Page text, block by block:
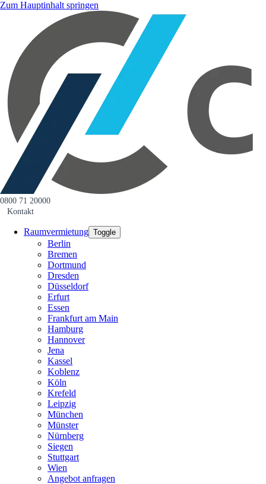
Zum Hauptinhalt springen
0800 71 20000
Kontakt
Raumvermietung Toggle
Berlin
Bremen
Dortmund
Dresden
Düsseldorf
Erfurt
Essen
Frankfurt am Main
Hamburg
Hannover
Jena
Kassel
Koblenz
Köln
Krefeld
Leipzig
München
Münster
Nürnberg
Siegen
Stuttgart
Wien
Angebot anfragen